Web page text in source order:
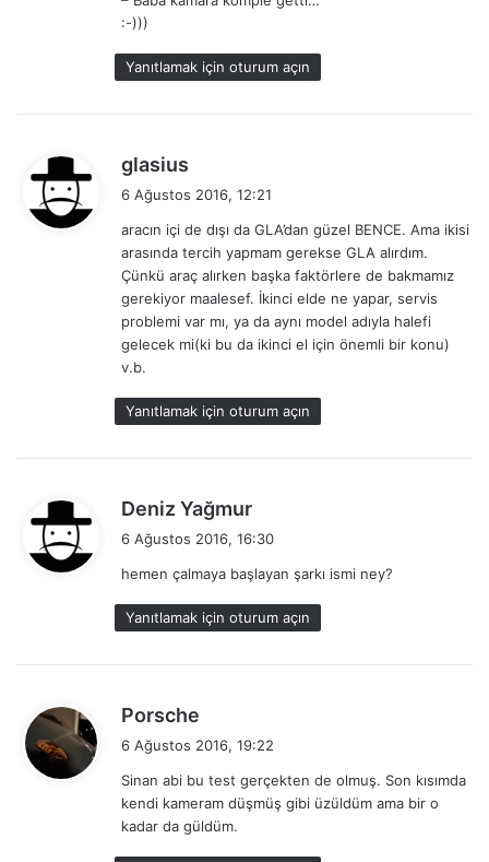
i
:-)))
Yanıtlamak için oturum açın
glasius
i
k
i
6 Ağustos 2016, 12:21
aracın içi de dışı da GLA’dan güzel BENCE. Ama ikisi
arasında tercih yapmam gerekse GLA alırdım.
Çünkü araç alırken başka faktörlere de bakmamız
gerekiyor maalesef. İkinci elde ne yapar, servis
problemi var mı, ya da aynı model adıyla halefi
gelecek mi(ki bu da ikinci el için önemli bir konu)
v.b.
Yanıtlamak için oturum açın
Deniz Yağmur
i
k
i
6 Ağustos 2016, 16:30
hemen çalmaya başlayan şarkı ismi ney?
Yanıtlamak için oturum açın
Porsche
i
k
i
6 Ağustos 2016, 19:22
Sinan abi bu test gerçekten de olmuş. Son kısımda
kendi kameram düşmüş gibi üzüldüm ama bir o
kadar da güldüm.